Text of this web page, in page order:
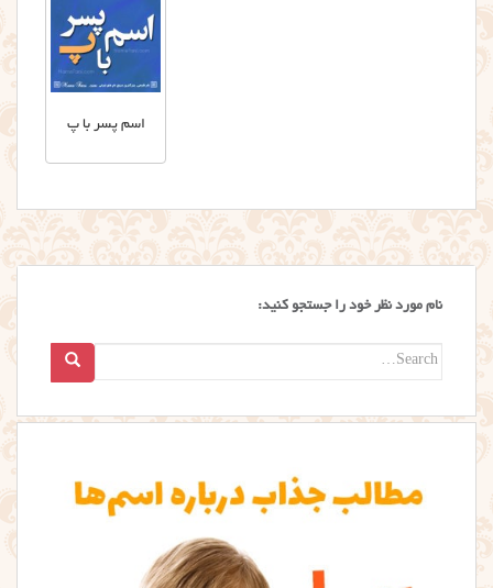
اسم پسر با پ
نام مورد نظر خود را جستجو کنید:
Search